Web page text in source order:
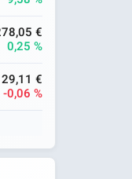
€
0,25 %
29,11 €
-0,06 %